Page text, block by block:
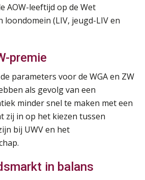
AOW-leeftijd op de Wet
(LIV, jeugd-LIV en
premie
parameters voor de WGA en ZW
als gevolg van een
minder snel te maken met een
zij in op het kiezen tussen
bij UWV en het
in balans
PDL (NIRPA PE)
Verbeek Praehep
Summercourse Impact en invloed van AI op de salarisverwerking (verdieping)